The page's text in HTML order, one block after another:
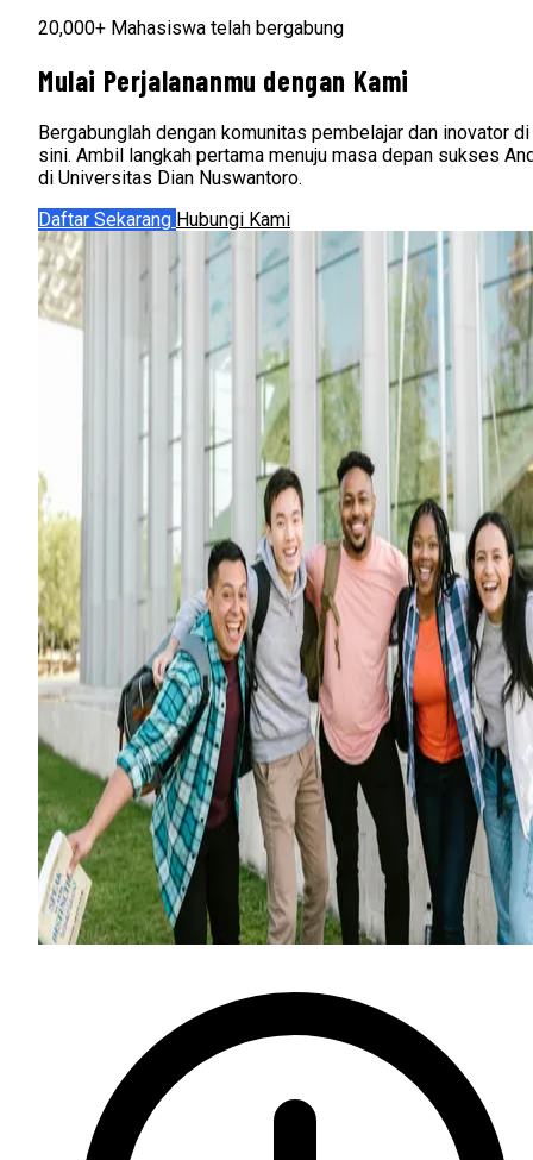
20,000+ Mahasiswa telah bergabung
Mulai Perjalananmu dengan Kami
Bergabunglah dengan komunitas pembelajar dan inovator di
sini. Ambil langkah pertama menuju masa depan sukses
di Universitas Dian Nuswantoro.
Daftar Sekarang Hubungi Kami